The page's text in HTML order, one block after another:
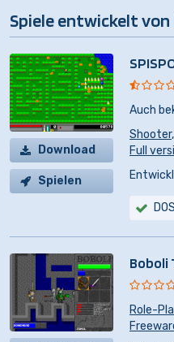
Spiele entwickelt
Download
Spielen
Auch
Shooter,
Full
Boboli
Role-